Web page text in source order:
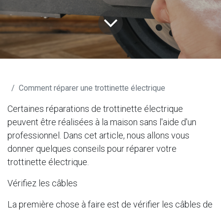
Comment réparer une trottinette électrique
Certaines réparations de trottinette électrique
peuvent être réalisées à la maison sans l'aide d'un
professionnel. Dans cet article, nous allons vous
donner quelques conseils pour réparer votre
trottinette électrique.
Vérifiez les câbles
La première chose à faire est de vérifier les câbles de